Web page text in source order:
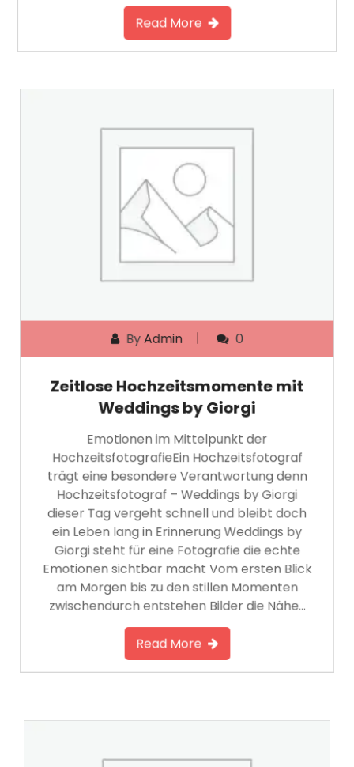
Read More
By Admin 0
Zeitlose Hochzeitsmomente mit
Weddings by Giorgi
Emotionen im Mittelpunkt der
HochzeitsfotografieEin Hochzeitsfotograf
trägt eine besondere Verantwortung denn
Hochzeitsfotograf – Weddings by Giorgi
dieser Tag vergeht schnell und bleibt doch
ein Leben lang in Erinnerung Weddings by
Giorgi steht für eine Fotografie die echte
Emotionen sichtbar macht Vom ersten Blick
am Morgen bis zu den stillen Momenten
zwischendurch entstehen Bilder die Nähe…
Read More